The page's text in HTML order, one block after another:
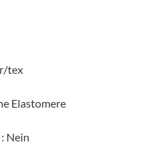
tex
Elastomere
: Nein